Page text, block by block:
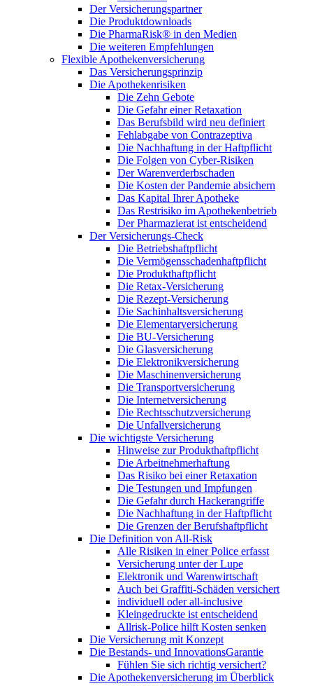
Der Versicherungspartner
Die Produktdownloads
Die PharmaRisk® in den Medien
Die weiteren Empfehlungen
Flexible Apothekenversicherung
Das Versicherungsprinzip
Die Apothekenrisiken
Die Zehn Gebote
Die Gefahr einer Retaxation
Das Berufsbild wird neu definiert
Fehlabgabe von Contrazeptiva
Die Nachhaftung in der Haftpflicht
Die Folgen von Cyber-Risiken
Der Warenverderbschaden
Die Kosten der Pandemie absichern
Das Kapital Ihrer Apotheke
Das Restrisiko im Apothekenbetrieb
Der Pharmazierat ist entscheidend
Der Versicherungs-Check
Die Betriebshaftpflicht
Die Vermögensschadenhaftpflicht
Die Produkthaftpflicht
Die Retax-Versicherung
Die Rezept-Versicherung
Die Sachinhaltsversicherung
Die Elementarversicherung
Die BU-Versicherung
Die Glasversicherung
Die Elektronikversicherung
Die Maschinenversicherung
Die Transportversicherung
Die Internetversicherung
Die Rechtsschutzversicherung
Die Unfallversicherung
Die wichtigste Versicherung
Hinweise zur Produkthaftpflicht
Die Arbeitnehmerhaftung
Das Risiko bei einer Retaxation
Die Testungen und Impfungen
Die Gefahr durch Hackerangriffe
Die Nachhaftung in der Haftpflicht
Die Grenzen der Berufshaftpflicht
Die Definition von All-Risk
Alle Risiken in einer Police erfasst
Versicherung unter der Lupe
Elektronik und Warenwirtschaft
Auch bei Graffiti-Schäden versichert
individuell oder all-inclusive
Kleingedruckte ist entscheidend
Allrisk-Police hilft Kosten senken
Die Versicherung mit Konzept
Die Bestands- und InnovationsGarantie
Fühlen Sie sich richtig versichert?
Die Apothekenversicherung im Überblick